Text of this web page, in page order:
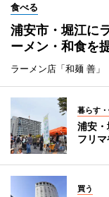
食べる
浦安市・堀江に
ーメン・和食を
ラーメン店「和麺 善」
暮らす・
浦安・
フリ
買う